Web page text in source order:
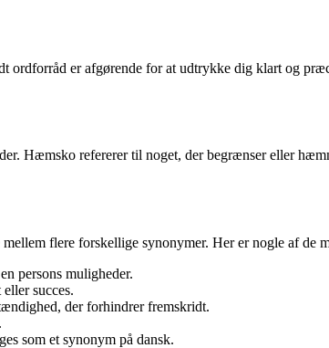
ordforråd er afgørende for at udtrykke dig klart og
Hæmsko refererer til noget, der begrænser eller
flere forskellige synonymer. Her er nogle af de
persons muligheder.
succes.
der forhindrer fremskridt.
som et synonym på dansk.